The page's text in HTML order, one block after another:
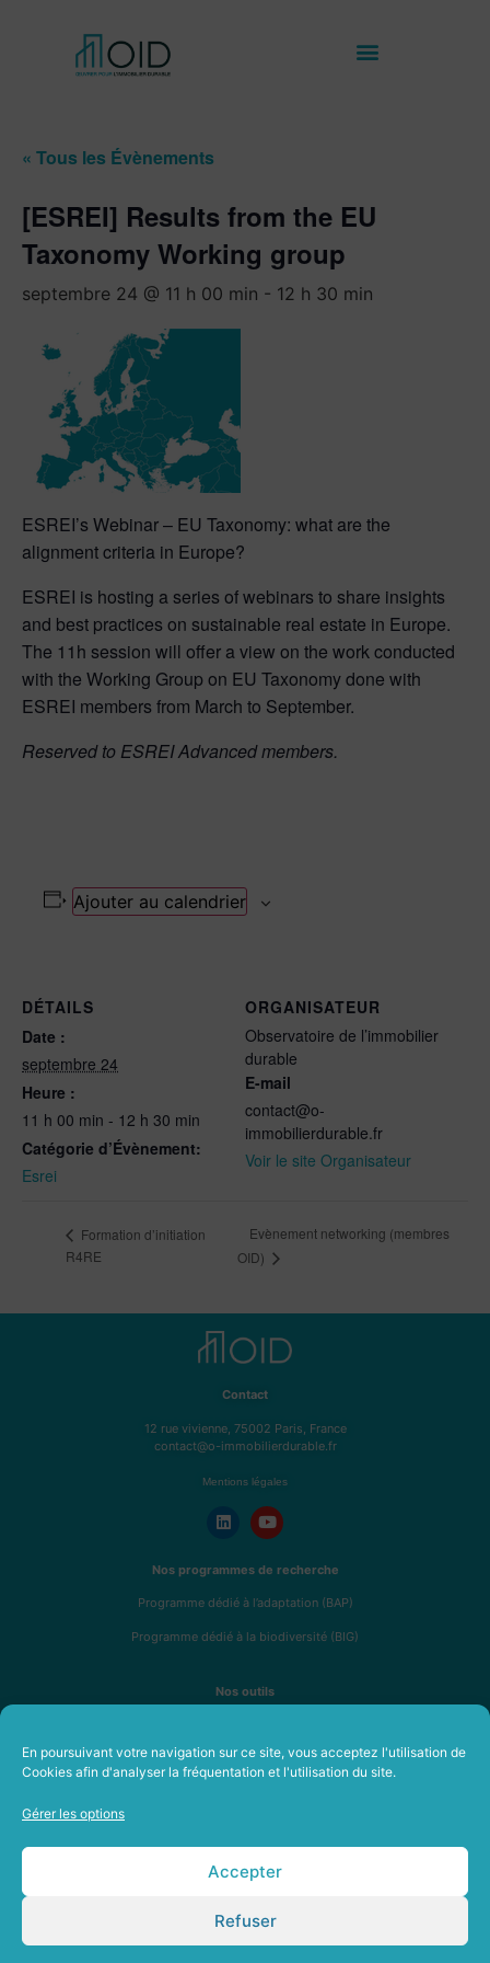
En poursuivant votre navigation sur ce site, vous acceptez l'utilisation de
Cookies afin d'analyser la fréquentation et l'utilisation du site.
Gérer les options
Accepter
Refuser
« Tous les Évènements
[ESREI] Results from the EU
Taxonomy Working group
septembre 24 @ 11 h 00 min - 12 h 30 min
ESREI’s Webinar – EU Taxonomy: what are the
alignment criteria in Europe?
ESREI is hosting a series of webinars to share insights
and best practices on sustainable real estate in Europe.
The 11h session will offer a view on the work conducted
with the Working Group on EU Taxonomy done with
ESREI members from March to September.
Reserved to ESREI Advanced members.
Ajouter au calendrier
DÉTAILS
Date :
septembre 24
Heure :
11 h 00 min - 12 h 30 min
Catégorie d’Évènement:
Esrei
ORGANISATEUR
Observatoire de l’immobilier
durable
E-mail
contact@o-
immobilierdurable.fr
Voir le site Organisateur
Formation d’initiation
R4RE
Evènement networking (membres
OID)
Contact
12 rue vivienne, 75002 Paris, France
contact@o-immobilierdurable.fr
Mentions légales
Nos programmes de recherche
Programme dédié à l’adaptation (BAP)
Programme dédié à la biodiversité (BIG)
Nos outils
Fresque de l’immobilier durable
Notre équipe
Recrutement